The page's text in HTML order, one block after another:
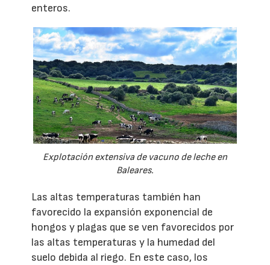
enteros.
Explotación extensiva de vacuno de leche en
Baleares.
Las altas temperaturas también han
favorecido la expansión exponencial de
hongos y plagas que se ven favorecidos por
las altas temperaturas y la humedad del
suelo debida al riego. En este caso, los